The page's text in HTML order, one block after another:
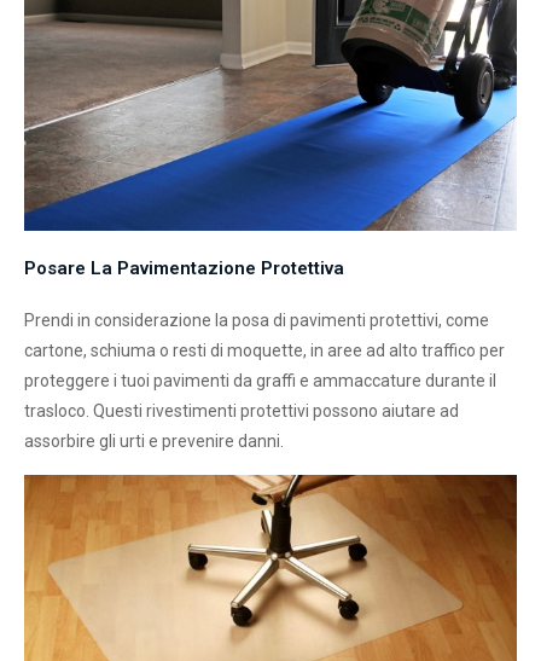
Posare La Pavimentazione Protettiva
Prendi in considerazione la posa di pavimenti protettivi, come
cartone, schiuma o resti di moquette, in aree ad alto traffico per
proteggere i tuoi pavimenti da graffi e ammaccature durante il
trasloco. Questi rivestimenti protettivi possono aiutare ad
assorbire gli urti e prevenire danni.